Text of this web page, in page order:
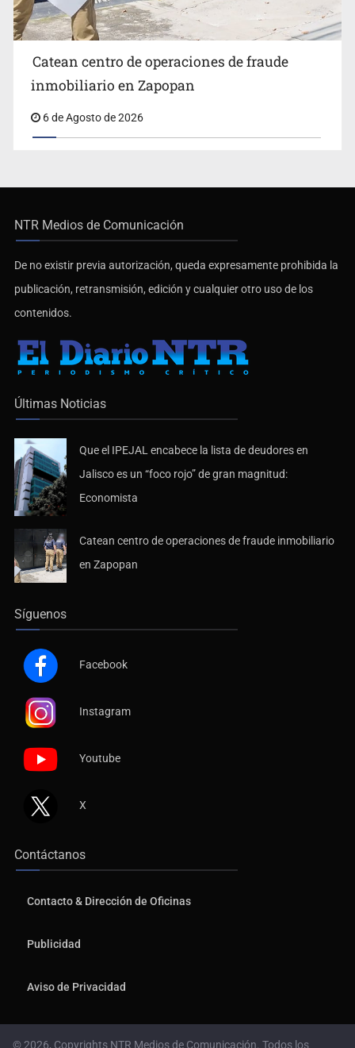
Catean centro de operaciones de fraude
inmobiliario en Zapopan
6 de Agosto de 2026
NTR Medios de Comunicación
De no existir previa autorización, queda expresamente prohibida la
publicación, retransmisión, edición y cualquier otro uso de los
contenidos.
Últimas Noticias
Que el IPEJAL encabece la lista de deudores en
Jalisco es un “foco rojo” de gran magnitud:
Economista
Catean centro de operaciones de fraude inmobiliario
en Zapopan
Síguenos
Facebook
Instagram
Youtube
X
Contáctanos
Contacto & Dirección de Oficinas
Publicidad
Aviso de Privacidad
© 2026, Copyrights NTR Medios de Comunicación. Todos los